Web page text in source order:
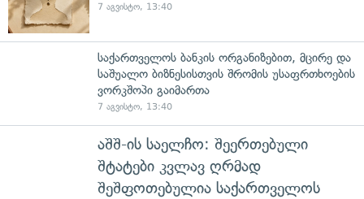
7 აგვისტო, 13:40
საქართველოს ბანკის ორგანიზებით, მცირე და
საშუალო ბიზნესისთვის შრომის უსაფრთხოების
ვორკშოპი გაიმართა
7 აგვისტო, 13:40
აშშ-ის საელჩო: შეერთებული
შტატები კვლავ ღრმად
შეშფოთებულია საქართველოს